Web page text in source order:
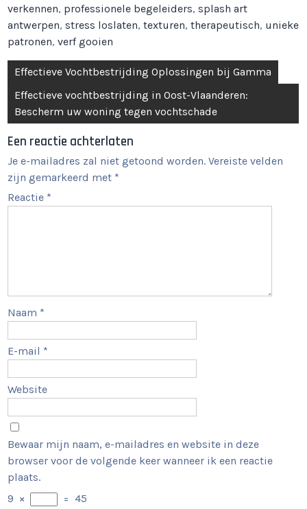
verkennen, professionele begeleiders,splash art
antwerpen,stress loslaten,texturen,therapeutisch, unieke
patronen,verf gooien
Berichtnavigatie
Effectieve Vochtbestrijding Oplossingen bij Gamma
Effectieve vochtbestrijding in Oost-Vlaanderen:
Bescherm uw woning tegen vochtschade
Een reactie achterlaten
Je e-mailadres zal niet getoond worden. Vereiste velden
zijn gemarkeerd met *
Reactie *
Naam *
E-mail *
Website
Bewaar mijn naam, e-mailadres en website in deze
browser voor de volgende keer wanneer ik een reactie
plaats.
9 × = 45